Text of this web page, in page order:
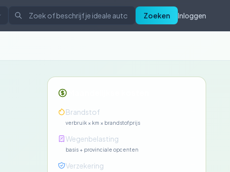
Zoeken Inloggen
Brandstof
verbruik × km × brandstofprijs
Wegenbelasting
basis + provinciale opcenten
Verzekering